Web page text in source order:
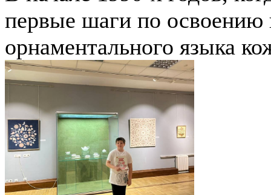
первые шаги по освоению
орнаментального языка